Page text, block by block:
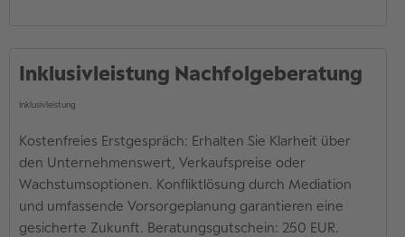
Inklusivleistung Nachfolgeberatung
Inklusivleistung
Kostenfreies Erstgespräch: Erhalten Sie Klarheit über
den Unternehmenswert, Verkaufspreise oder
Wachstumsoptionen. Konfliktlösung durch Mediation
und umfassende Vorsorgeplanung garantieren eine
gesicherte Zukunft. Beratungsgutschein: 250 EUR.